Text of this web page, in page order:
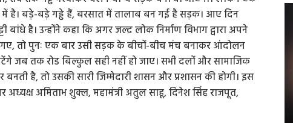
है। बड़े-बड़े गड्ढे हैं, बरसात में तालाब बन गई है सड़क। आए दिन
बांधे है। उन्होंने कहा कि अगर जल्द लोक निर्माण विभाग द्वारा अपने
गए, तो पुनः एक बार उसी सड़क के बीचों-बीच मंच बनाकर आंदोलन
जब तक रोड बिल्कुल सही नहीं हो जाए। सभी दलों और सामाजिक
है, तो उसकी सारी जिम्मेदारी शासन और प्रशासन की होगी। इस
अध्यक्ष अमिताभ शुक्ल, महामंत्री अतुल साहू, दिनेश सिंह राजपूत,